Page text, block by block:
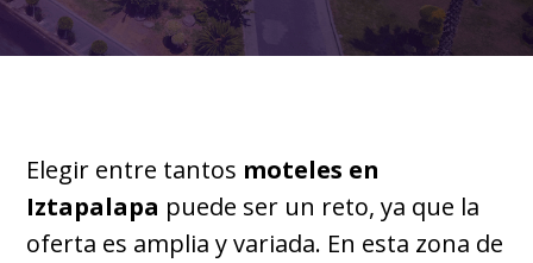
Elegir entre tantos moteles en
Iztapalapa puede ser un reto, ya que la
oferta es amplia y variada. En esta zona de